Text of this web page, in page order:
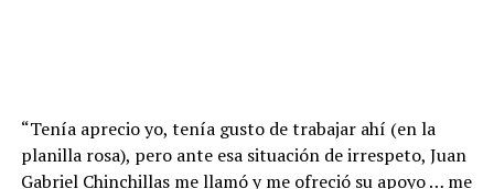
“Tenía aprecio yo, tenía gusto de trabajar ahí (en la
planilla rosa), pero ante esa situación de irrespeto, Juan
Gabriel Chinchillas me llamó y me ofreció su apoyo … me